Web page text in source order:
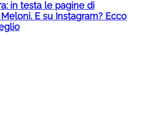
in testa le pagine di
E su Instagram? Ecco